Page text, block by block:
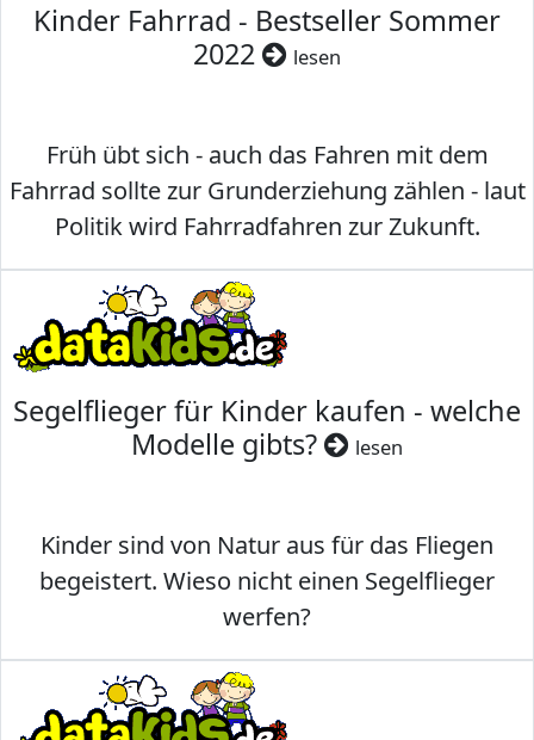
Kinder Fahrrad - Bestseller Sommer
2022
lesen
Früh übt sich - auch das Fahren mit dem
Fahrrad sollte zur Grunderziehung zählen - laut
Politik wird Fahrradfahren zur Zukunft.
Segelflieger für Kinder kaufen - welche
Modelle gibts?
lesen
Kinder sind von Natur aus für das Fliegen
begeistert. Wieso nicht einen Segelflieger
werfen?